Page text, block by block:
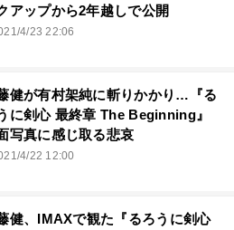
アップから2年越しで公開
4/23 22:06
健が有村架純に斬りかかり…『る
に剣心 最終章 The Beginning』
写真に感じ取る悲哀
4/22 12:00
健、IMAXで観た『るろうに剣心